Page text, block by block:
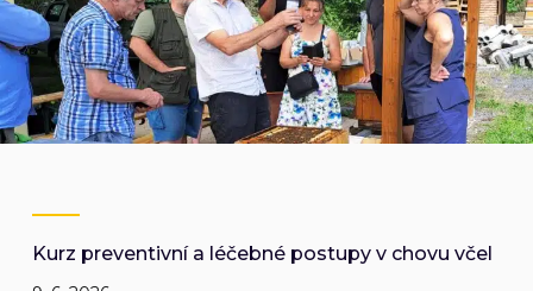
Kurz preventivní a léčebné postupy v chovu včel